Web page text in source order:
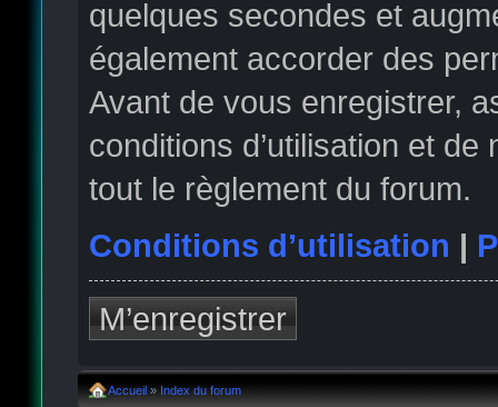
quelques secondes et
également accorder des
Avant de vous enregistrer,
conditions d’utilisation et
tout le règlement du forum.
Conditions d’utilisation |
M’enregistrer
Accueil » Index du forum